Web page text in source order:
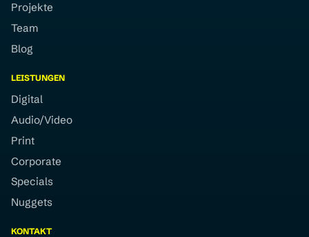
Projekte
Team
Blog
LEISTUNGEN
Digital
Audio/Video
Print
Corporate
Specials
Nuggets
KONTAKT